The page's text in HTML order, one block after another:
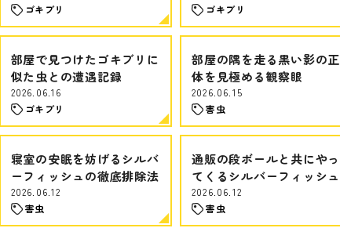
ゴキブリ
ゴキブリ
部屋で見つけたゴキブリに
似た虫との遭遇記録
2026.06.16
ゴキブリ
部屋の隅を走る黒い影の正
体を見極める観察眼
2026.06.15
害虫
寝室の安眠を妨げるシルバ
ーフィッシュの徹底排除法
2026.06.12
害虫
通販の段ボールと共にやっ
てくるシルバーフィッシュ
2026.06.12
害虫